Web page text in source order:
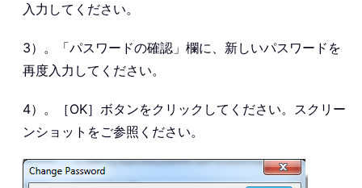
入力してください。
3）。「パスワードの確認」欄に、新しいパスワードを
再度入力してください。
4）。［OK］ボタンをクリックしてください。スクリー
ンショットをご参照ください。